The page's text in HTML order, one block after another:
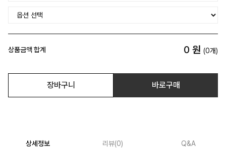
상품금액 합계 0 원 (0개)
장바구니 바로구매
상세정보 리뷰(0) Q&A